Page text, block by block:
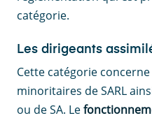
catégorie.
Les dirigeants
Cette catégorie
minoritaires de SARL
ou de SA. Le